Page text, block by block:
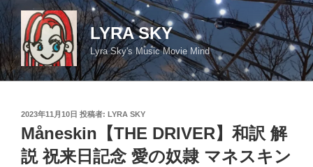
コ
ン
テ
ン
ツ
LYRA SKY
Lyra Sky's Music Movie Mind
投
稿
日:
2023年11月10日 投稿者: LYRA SKY
Måneskin【THE DRIVER】和訳 解
説 祝来日記念 愛の奴隷 マネスキン